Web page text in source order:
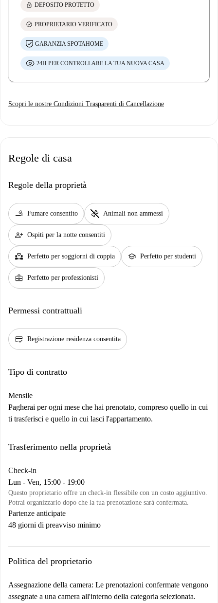
lock DEPOSITO PROTETTO
check_circle PROPRIETARIO VERIFICATO
GARANZIA SPOTAHOME
24H PER CONTROLLARE LA TUA NUOVA CASA
Scopri le nostre Condizioni Trasparenti di Cancellazione
Regole di casa
Regole della proprietà
smoking_rooms Fumare consentito pet_supplies Animali non ammessi
person_add Ospiti per la notte consentiti
partner_heart Perfetto per soggiorni di coppia school Perfetto per studenti
business_center Perfetto per professionisti
Permessi contrattuali
credit_score Registrazione residenza consentita
Tipo di contratto
Mensile
Pagherai per ogni mese che hai prenotato, compreso quello in cui
ti trasferisci e quello in cui lasci l'appartamento.
Trasferimento nella proprietà
Check-in
Lun - Ven, 15:00 - 19:00
Questo proprietario offre un check-in flessibile con un costo aggiuntivo.
Potrai organizzarlo dopo che la tua prenotazione sarà confermata.
Partenze anticipate
48 giorni di preavviso minimo
Politica del proprietario
Assegnazione della camera: Le prenotazioni confermate vengono
assegnate a una camera all'interno della categoria selezionata.